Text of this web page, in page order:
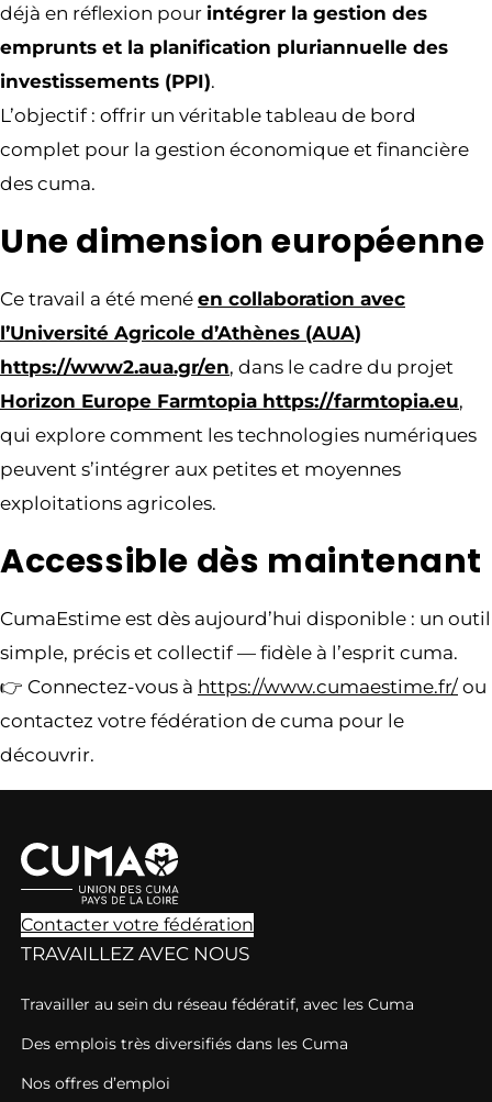
déjà en réflexion pour intégrer la gestion des
emprunts et la planification pluriannuelle des
investissements (PPI).
L’objectif : offrir un véritable tableau de bord
complet pour la gestion économique et financière
des cuma.
Une dimension européenne
Ce travail a été mené en collaboration avec
l’Université Agricole d’Athènes (AUA)
https://www2.aua.gr/en, dans le cadre du projet
Horizon Europe Farmtopia https://farmtopia.eu,
qui explore comment les technologies numériques
peuvent s’intégrer aux petites et moyennes
exploitations agricoles.
Accessible dès maintenant
CumaEstime est dès aujourd’hui disponible : un outil
simple, précis et collectif — fidèle à l’esprit cuma.
👉 Connectez-vous à https://www.cumaestime.fr/ ou
contactez votre fédération de cuma pour le
découvrir.
Contacter votre fédération
TRAVAILLEZ AVEC NOUS
Travailler au sein du réseau fédératif, avec les Cuma
Des emplois très diversifiés dans les Cuma
Nos offres d’emploi